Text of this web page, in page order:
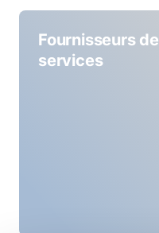
Fournisseurs de
services